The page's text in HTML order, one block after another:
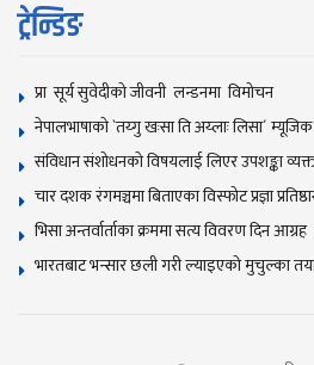
ट्रेन्डिङ
प्रा सूर्य सुवेदीको जीवनी लन्डनमा विमोचन
नेपालभाषाकाे `तय्गु खःसा ति अय्लाः लिसा´
संविधान संशोधनकाे विषयलाई लिएर उपशङ्का
चार दशक रंगमञ्चमा बिताएका विस्फोट प्रज्ञा
भिसा अन्तर्वार्ताका क्रममा सत्य विवरण दिन आग्रह
भारतबाट भन्सार छली गरी ल्याइएको मुचुल्का